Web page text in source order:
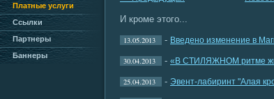
Платные услуги
Ссылки
Партнеры
Баннеры
И кроме этого...
13.05.2013 - Введено изменение в
30.04.2013 - «В СТИЛЯЖНОМ ритме
25.04.2013 - Эвент-лабиринт "Алая